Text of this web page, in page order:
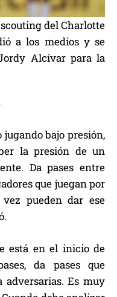
del Charlotte
a los medios y se
Alcívar para la
bajo presión,
la presión de un
Da pases entre
que juegan por
pueden dar ese
está en el inicio de
da pases que
adversarias. Es muy